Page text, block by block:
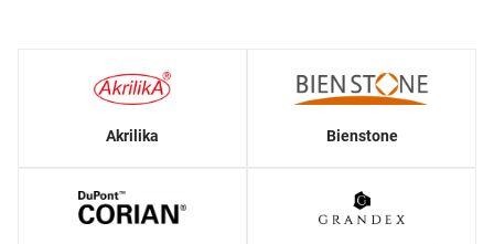
Akrilika Bienstone